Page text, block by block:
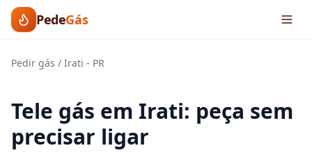
PedeGás
Pedir gás / Irati - PR
Tele gás em Irati: peça sem
precisar ligar